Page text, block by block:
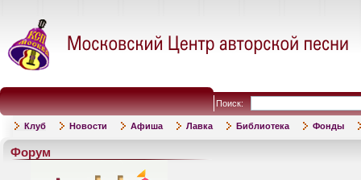
Поиск:
Клуб Новости Афиша Лавка Библиотека Фонды
Форум